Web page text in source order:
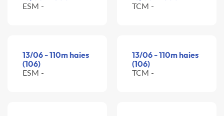
ESM - TCM -
13/06 - 110m haies
(106)
ESM -
13/06 - 110m haies
(106)
TCM -